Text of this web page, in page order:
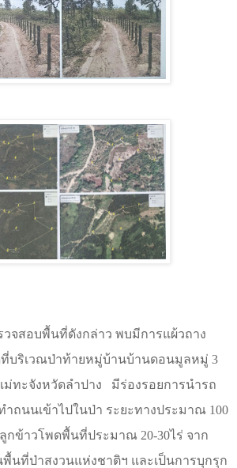
จสอบพื้นที่ดังกล่าว พบมีการแผ้วถาง
บริเวณป่าท้ายหมู่บ้านบ้านดอนมูลหมู่ 3
ม่ทะจังหวัดลำปาง
มีร่องรอยการนำรถ
ำถนนเข้าไปในป่า ระยะทางประมาณ 100
กข้าวโพดพื้นที่ประมาณ 20-30ไร่ จาก
นที่ป่าสงวนแห่งชาติฯ และเป็นการบุกรุก